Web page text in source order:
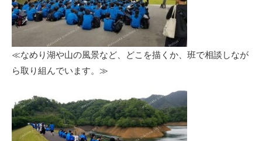
≪なめり湖や山の風景など、どこを描くか、班で相談しなが
ら取り組んでいます。≫